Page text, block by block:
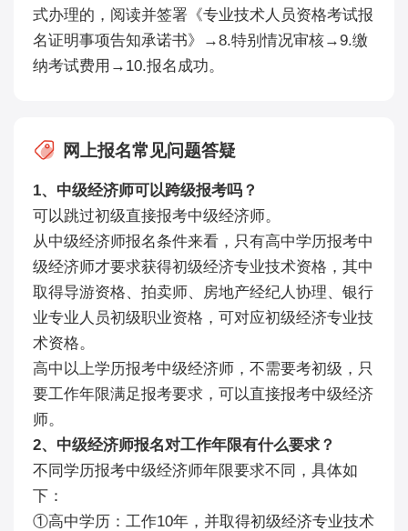
式办理的，阅读并签署《专业技术人员资格考试报
名证明事项告知承诺书》→8.特别情况审核→9.缴
纳考试费用→10.报名成功。
网上报名常见问题答疑
1、中级经济师可以跨级报考吗？
可以跳过初级直接报考中级经济师。
从中级经济师报名条件来看，只有高中学历报考中
级经济师才要求获得初级经济专业技术资格，其中
取得导游资格、拍卖师、房地产经纪人协理、银行
业专业人员初级职业资格，可对应初级经济专业技
术资格。
高中以上学历报考中级经济师，不需要考初级，只
要工作年限满足报考要求，可以直接报考中级经济
师。
2、中级经济师报名对工作年限有什么要求？
不同学历报考中级经济师年限要求不同，具体如
下：
①高中学历：工作10年，并取得初级经济专业技术